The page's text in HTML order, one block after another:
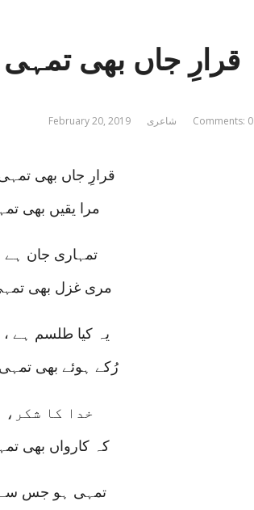
قرارِ جاں بھی
February 20, 2019 شاعری Comments: 0
قرارِ جاں بھی
مرا یقیں بھی
تمہاری جان ہے
مری غزل بھی
یہ کیا طلسم ہے
رُکے ہوئے بھی
خدا کا
کہ کارواں بھی
تمہی ہو جس سے